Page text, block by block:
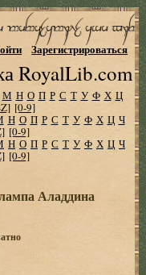
RoyalLib.com
Зарегистрироваться
М Н О П Р С Т У Ф Х Ц
[0-9]
Н О П Р С Т У Ф Х Ц Ч
[0-9]
Н О П Р С Т У Ф Х Ц Ч
[0-9]
Аладдина